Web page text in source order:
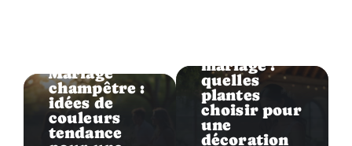
Mariage
champêtre :
idées de
couleurs
tendance
mariage :
quelles
plantes
choisir pour
une
décoration